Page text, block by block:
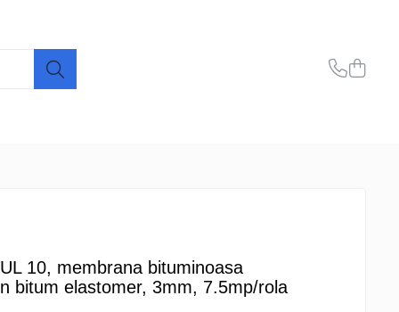
10, membrana bituminoasa
bitum elastomer, 3mm, 7.5mp/rola